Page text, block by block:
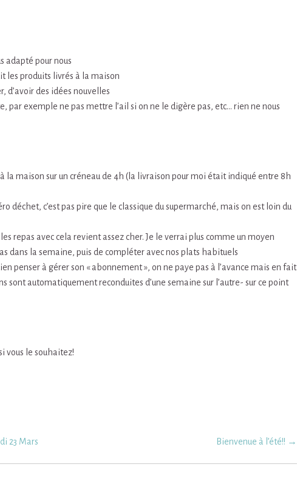
adapté pour nous
les produits livrés à la maison
d’avoir des idées nouvelles
par exemple ne pas mettre l’ail si on ne le digère pas, etc… rien ne nous
la maison sur un créneau de 4h (la livraison pour moi était indiqué entre 8h
déchet, c’est pas pire que le classique du supermarché, mais on est loin du
repas avec cela revient assez cher. Je le verrai plus comme un moyen
dans la semaine, puis de compléter avec nos plats habituels
penser à gérer son « abonnement », on ne paye pas à l’avance mais en fait
sont automatiquement reconduites d’une semaine sur l’autre- sur ce point
vous le souhaitez!
23 Mars Bienvenue à l’été!! →